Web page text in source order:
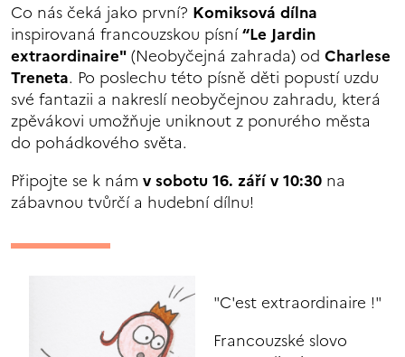
Co nás čeká jako první? Komiksová dílna
inspirovaná francouzskou písní“Le Jardin
extraordinaire"(Neobyčejná zahrada) od Charlese
Treneta. Po poslechu této písně děti popustí uzdu
své fantazii a nakreslí neobyčejnou zahradu, která
zpěvákovi umožňuje uniknout z ponurého města
do pohádkového světa.
Připojte se k nám v sobotu 16. září v 10:30 na
zábavnou tvůrčí a hudební dílnu!
"C'est extraordinaire !"
Francouzské slovo